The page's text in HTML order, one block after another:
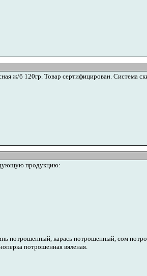
ж/б 120гр. Товар сертифицирован. Система
продукцию:
потрошенный, карась потрошенный, сом
потрошенная вяленая.